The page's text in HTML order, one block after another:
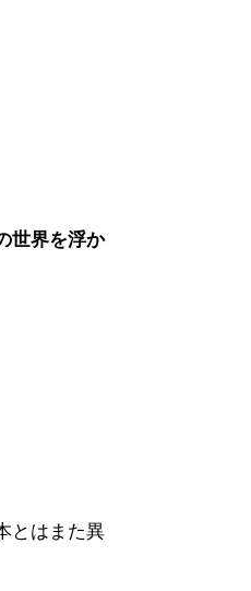
世界を浮か
とはまた異